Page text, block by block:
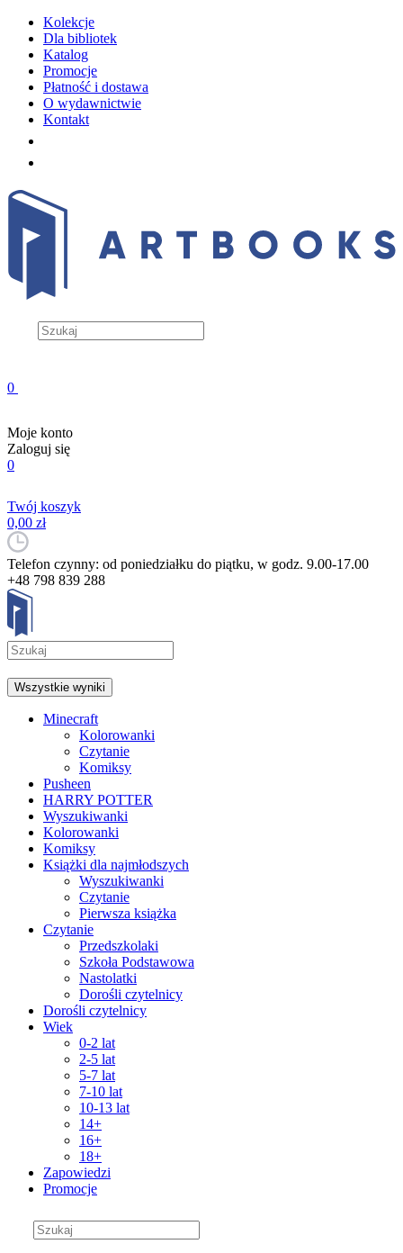
Kolekcje
Dla bibliotek
Katalog
Promocje
Płatność i dostawa
O wydawnictwie
Kontakt
0
Moje konto
Zaloguj się
0
Twój koszyk
0,00 zł
Telefon czynny: od poniedziałku do piątku, w godz. 9.00-17.00
+48 798 839 288
Wszystkie wyniki
Minecraft
Kolorowanki
Czytanie
Komiksy
Pusheen
HARRY POTTER
Wyszukiwanki
Kolorowanki
Komiksy
Książki dla najmłodszych
Wyszukiwanki
Czytanie
Pierwsza książka
Czytanie
Przedszkolaki
Szkoła Podstawowa
Nastolatki
Dorośli czytelnicy
Dorośli czytelnicy
Wiek
0-2 lat
2-5 lat
5-7 lat
7-10 lat
10-13 lat
14+
16+
18+
Zapowiedzi
Promocje